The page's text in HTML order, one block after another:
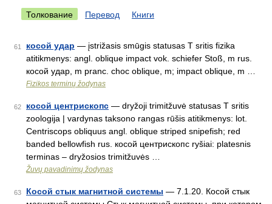
Толкование Перевод Книги
61 косой удар — įstrižasis smūgis statusas T sritis fizika
atitikmenys: angl. oblique impact vok. schiefer Stoß, m rus.
косой удар, m pranc. choc oblique, m; impact oblique, m …
Fizikos terminų žodynas
62 косой центрископс — dryžoji trimitžuvė statusas T sritis
zoologija | vardynas taksono rangas rūšis atitikmenys: lot.
Centriscops obliquus angl. oblique striped snipefish; red
banded bellowfish rus. косой центрископс ryšiai: platesnis
terminas – dryžosios trimitžuvės …
Žuvų pavadinimų žodynas
63 Косой стык магнитной системы — 7.1.20. Косой стык